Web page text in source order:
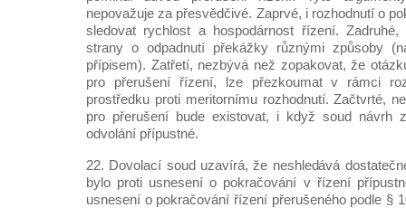
nepovažuje za přesvědčivé. Zaprvé, i rozhodnutí o
sledovat rychlost a hospodárnost řízení.
strany o odpadnutí překážky různými způsoby
přípisem). Zatřetí, nezbývá než zopakovat, že
pro přerušení řízení, lze přezkoumat v rámci
prostředku proti meritornímu rozhodnutí. Začtvrté,
pro přerušení bude existovat, i když soud návrh
odvolání přípustné.
22. Dovolací soud uzavírá, že neshledává
bylo proti usnesení o pokračování v řízení
usnesení o pokračování řízení přerušeného podle §